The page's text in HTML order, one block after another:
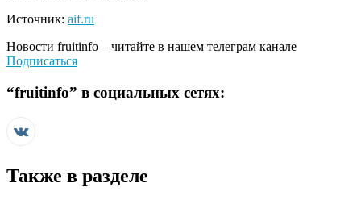
Источник: aif.ru
Новости fruitinfo – читайте в нашем телеграм канале
Подписаться
“fruitinfo” в социальных сетях:
Также в разделе